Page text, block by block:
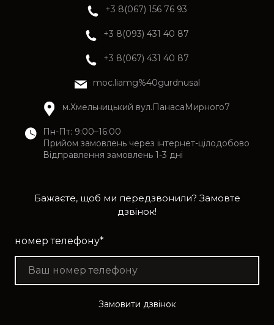
+3 8(067) 156 76 93
+3 8(093) 431 40 87
+3 8(067) 431 40 87
moc.liamg%40gurdnusal
м.Хмельницький вул.ПанасаМирного7
Пн-Пт: 9:00–16:00
Прийом замовлень через інтернет-цілодобово
Відправлення замовлень 1-3 дні
Бажаєте, щоб ми передзвонили? Замовте
дзвінок!
номер телефону*
Замовити дзвінок